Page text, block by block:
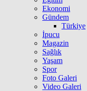
Ekonomi
Gündem
Türkiye
İpucu
Magazin
Sağlık
Yaşam
Spor
Foto Galeri
Video Galeri